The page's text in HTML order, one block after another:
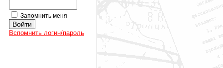
Запомнить меня
Вспомнить логин/пароль